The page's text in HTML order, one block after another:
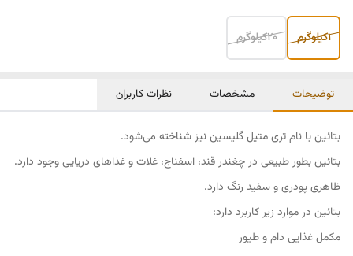
۱کیلوگرم ۲۰کیلوگرم
توضیحات مشخصات نظرات کاربران
بتائین با نام تری متیل گلیسین نیز شناخته می‌شود.
بتائین بطور طبیعی در چغندر قند، اسفناج، غلات و غذاهای دریایی وجود دارد.
ظاهری پودری و سفید رنگ دارد.
بتائین در موارد زیر کاربرد دارد:
مکمل غذایی دام و طیور